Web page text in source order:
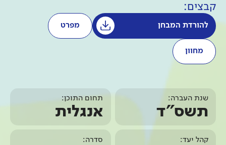
קבצים:
להורדת המבחן מפרט
מחוון
שנת העברה:
תשס"ד
תחום התוכן:
אנגלית
קהל יעד: סדרה: